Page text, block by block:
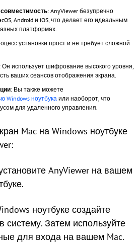
: AnyViewer безупречно
Android и iOS, что делает его идеальным
платформах.
установки прост и не требует сложной
: Он использует шифрование высокого уровня,
ваших сеансов отображения экрана.
: Вы также можете
Windows ноутбукаили наоборот, что
для удаленного управления.
Mac на Windows ноутбуке
AnyViewer на вашем
ноутбуке создайте
систему. Затем используйте
для входа на вашем Mac.